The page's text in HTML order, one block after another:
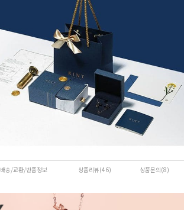
배송/교환/반품정보 상품리뷰(46) 상품문의(8)